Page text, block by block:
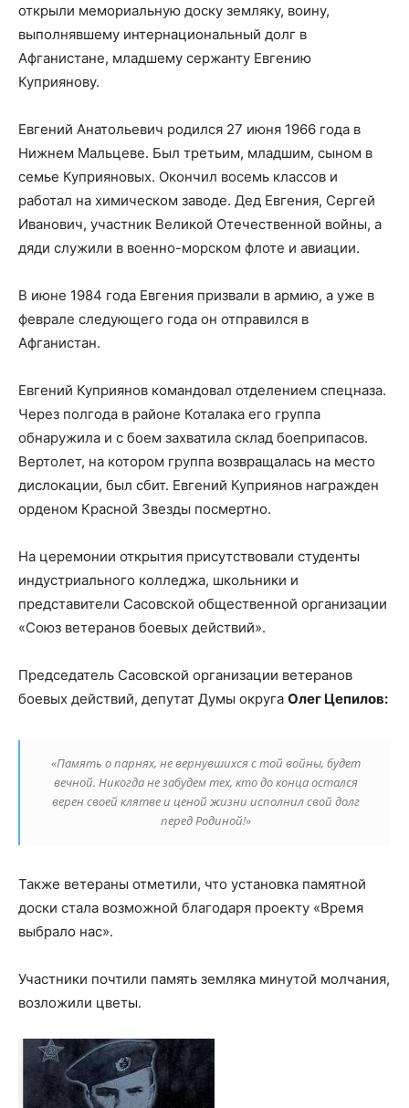
открыли мемориальную доску земляку, воину,
выполнявшему интернациональный долг в
Афганистане, младшему сержанту Евгению
Куприянову.
Евгений Анатольевич родился 27 июня 1966 года в
Нижнем Мальцеве. Был третьим, младшим, сыном в
семье Куприяновых. Окончил восемь классов и
работал на химическом заводе. Дед Евгения, Сергей
Иванович, участник Великой Отечественной войны, а
дяди служили в военно-морском флоте и авиации.
В июне 1984 года Евгения призвали в армию, а уже в
феврале следующего года он отправился в
Афганистан.
Евгений Куприянов командовал отделением спецназа.
Через полгода в районе Коталака его группа
обнаружила и с боем захватила склад боеприпасов.
Вертолет, на котором группа возвращалась на место
дислокации, был сбит. Евгений Куприянов награжден
орденом Красной Звезды посмертно.
На церемонии открытия присутствовали студенты
индустриального колледжа, школьники и
представители Сасовской общественной организации
«Союз ветеранов боевых действий».
Председатель Сасовской организации ветеранов
боевых действий, депутат Думы округа Олег Цепилов:
«Память о парнях, не вернувшихся с той войны, будет
вечной. Никогда не забудем тех, кто до конца остался
верен своей клятве и ценой жизни исполнил свой долг
перед Родиной!»
Также ветераны отметили, что установка памятной
доски стала возможной благодаря проекту «Время
выбрало нас».
Участники почтили память земляка минутой молчания,
возложили цветы.